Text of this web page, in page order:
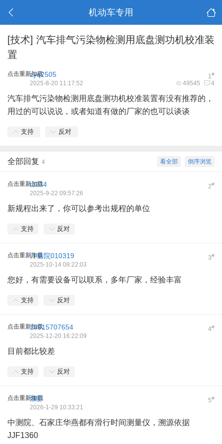
机动车专用
[技术] 汽车排气污染物检测用底盘测功机校准装
置
点击重新加载 1#
zyq2505
49545 4
2025-8-20 11:17:52
汽车排气污染物检测用底盘测功机校准装置有没有推荐的，
用过的可以说说，或者知道有做的厂家的也可以谈谈
支持 反对
倒序浏览
看全部
全部回复 4
点击重新加载 2#
tc234
2025-9-22 09:57:26
新规程出来了，你可以参考出规程的单位
支持 反对
点击重新加载 3#
计量院010319
2025-10-14 08:22:03
您好，有需要设备可以联系，多年厂家，经验丰富
支持 反对
点击重新加载 4#
13915707654
2025-12-20 16:22:09
目前都比较差
支持 反对
点击重新加载 5#
烛影
2026-1-29 10:33:21
中测院、石家庄华燕都有滑行时间测量仪，溯源依据
JJF1360